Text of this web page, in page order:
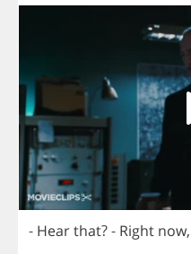
- Hearthat?- Right now